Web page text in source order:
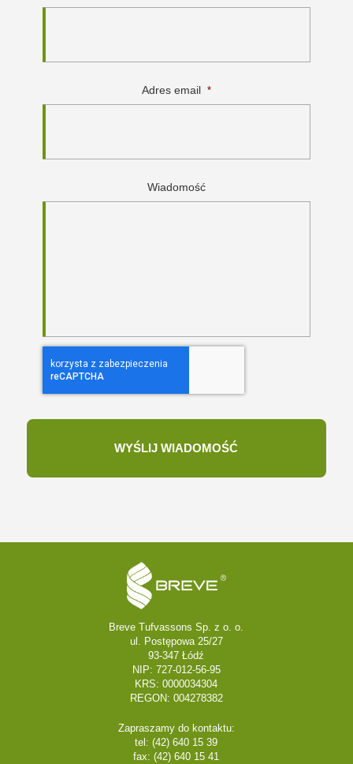
Adres email *
Wiadomość
Breve Tufvassons Sp. z o. o.
ul. Postępowa 25/27
93-347 Łódź
NIP: 727-012-56-95
KRS: 0000034304
REGON: 004278382
Zapraszamy do kontaktu:
tel: (42) 640 15 39
fax: (42) 640 15 41